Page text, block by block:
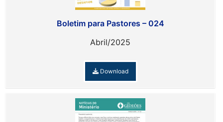
Boletim para Pastores – 024
Abril/2025
Download